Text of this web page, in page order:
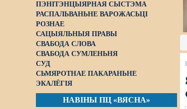
ПЭНІТЭНЦЫЯРНАЯ СЫСТЭМА
РАСПАЛЬВАНЬНЕ ВАРОЖАСЬЦІ
РОЗНАЕ
САЦЫЯЛЬНЫЯ ПРАВЫ
СВАБОДА СЛОВА
СВАБОДА СУМЛЕНЬНЯ
СУД
СЬМЯРОТНАЕ ПАКАРАНЬНЕ
ЭКАЛЁГІЯ
НАВІНЫ ПЦ «ВЯСНА»